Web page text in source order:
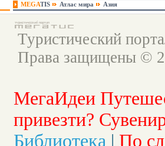
MEGATIS Атлас мира Азия
Туристический
Права защищены ©
МегаИдеи
привезти?
Библиотека | По